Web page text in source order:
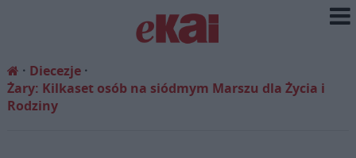
Diecezje
Żary: Kilkaset osób na siódmym Marszu dla Życia i
Rodziny